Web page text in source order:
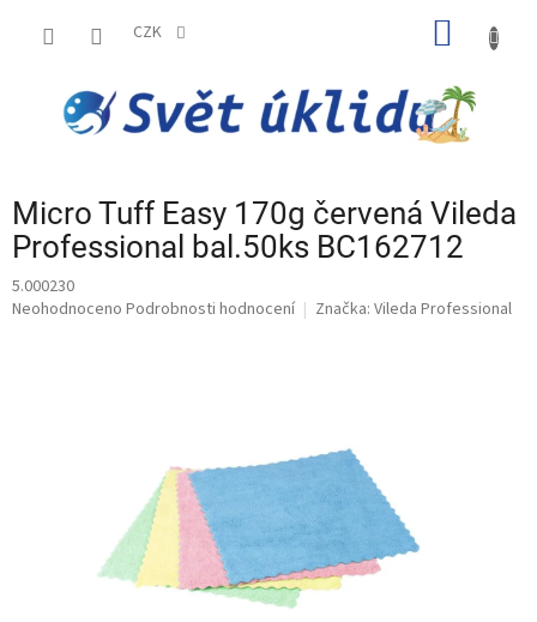
CZK
Micro Tuff Easy 170g červená Vileda
Professional bal.50ks BC162712
5.000230
Průměrné
Neohodnoceno Podrobnosti hodnocení Značka: Vileda Professional